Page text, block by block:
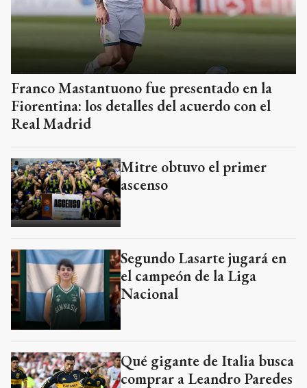
Franco Mastantuono fue presentado en la
Fiorentina: los detalles del acuerdo con el
Real Madrid
Mitre obtuvo el primer
ascenso
Segundo Lasarte jugará en
el campeón de la Liga
Nacional
Qué gigante de Italia busca
comprar a Leandro Paredes